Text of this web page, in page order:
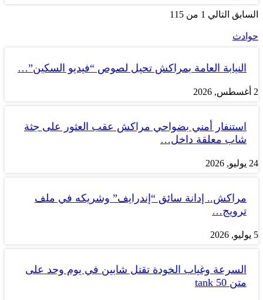
السابق التالي 1 من 115
حوادث
النيابة العامة بمراكش تحيل لصوص “فيديو السكين”…
2 أغسطس, 2026
استنفار أمني بضواحي مراكش عقب العثور على جثة
شاب معلقة داخل…
24 يوليو, 2026
مراكش.. إدانة سائق “إندرايف” وشريكه في ملف
ترويج…
5 يوليو, 2026
السرعة وغياب الخودة تقتل شابين في يوم وحد على
متن tank 50